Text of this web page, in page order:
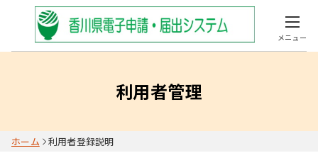
メニュー
利用者管理
ホーム 利用者登録説明